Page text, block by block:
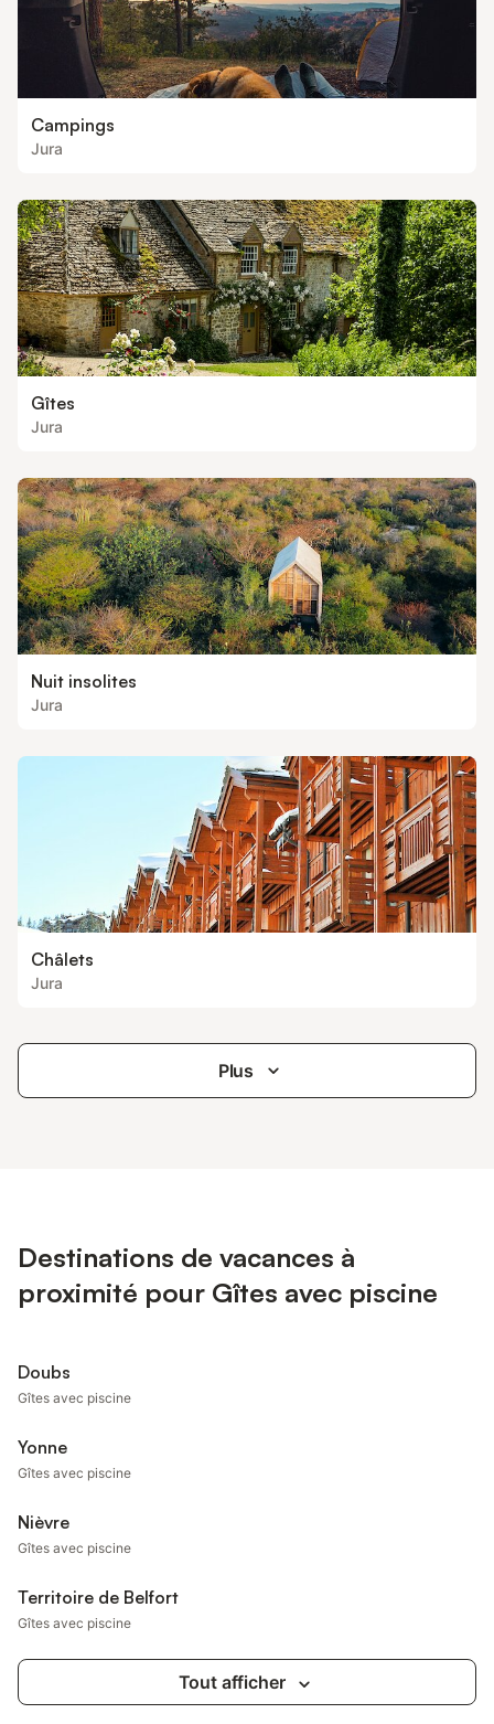
Campings
Jura
Gîtes
Jura
Nuit insolites
Jura
Châlets
Jura
Plus
Destinations de vacances à
proximité pour Gîtes avec piscine
Doubs
Gîtes avec piscine
Yonne
Gîtes avec piscine
Nièvre
Gîtes avec piscine
Territoire de Belfort
Gîtes avec piscine
Tout afficher